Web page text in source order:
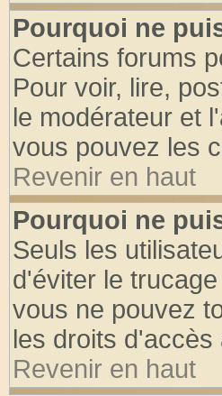
Pourquoi ne
Certains forums
Pour voir, lire,
le modérateur et
vous pouvez les
Revenir en haut
Pourquoi ne
Seuls les
d'éviter le
vous ne pouvez
les droits d'accès
Revenir en haut